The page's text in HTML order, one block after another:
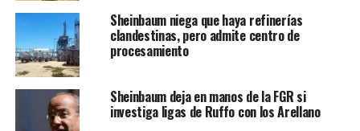
litros de posible hidrocarburo, 400 mil litros de líquido
color negro y amarillo, tractocamiones, frac tank,
autotanques, dollys, alrededor de 409 cubitanques, silos
de almacenamiento vertical, un remolque de
plataforma, motobombas, montacargas, plantas de luz
con remolque, entre otros objetos”.
Sheinbaum niega que haya refinerías
clandestinas, pero admite centro de
procesamiento
Sheinbaum deja en manos de la FGR si
investiga ligas de Ruffo con los Arellano